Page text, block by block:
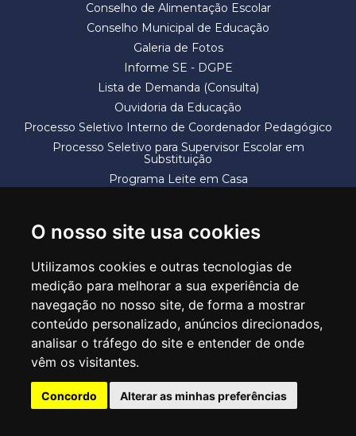
O nosso site usa cookies
Utilizamos cookies e outras tecnologias de
medição para melhorar a sua experiência de
navegação no nosso site, de forma a mostrar
conteúdo personalizado, anúncios direcionados,
analisar o tráfego do site e entender de onde
vêm os visitantes.
Concordo Alterar as minhas preferências
Conselho de Alimentação Escolar
Conselho Municipal de Educação
Galeria de Fotos
Informe SE - DGPE
Lista de Demanda (Consulta)
Ouvidoria da Educação
Processo Seletivo Interno de Coordenador Pedagógico
Processo Seletivo para Supervisor Escolar em
Substituição
Programa Leite em Casa
SECRETARIA DE EDUCAÇÃO
Rua Claudino Barbosa, 313 - Macedo - Guarulhos/SP CEP 07113-040
Central de Atendimento: *55 11 2475-7300